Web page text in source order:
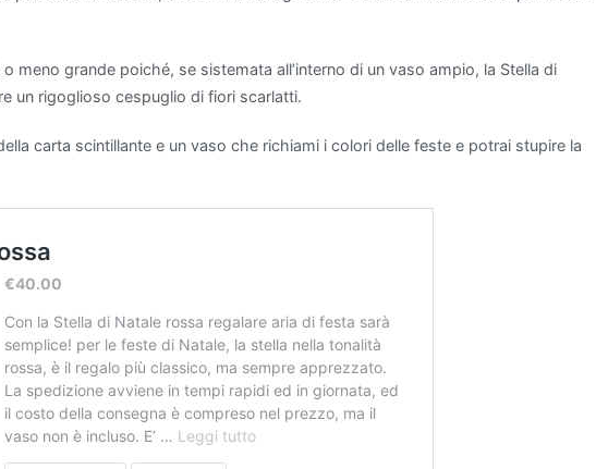
meno grande poiché, se sistemata all’interno di un vaso ampio, la Stella di
un rigoglioso cespuglio di fiori scarlatti.
carta scintillante e un vaso che richiami i colori delle feste e potrai stupire la
salute, ma rappresenterà anche un regalo sostenibile ed esteticamente
piacevole.